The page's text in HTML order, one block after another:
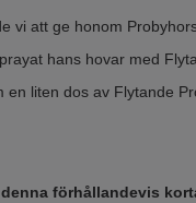
vi att ge honom
hans hovar med
en liten dos av Flytande
förhållandevis